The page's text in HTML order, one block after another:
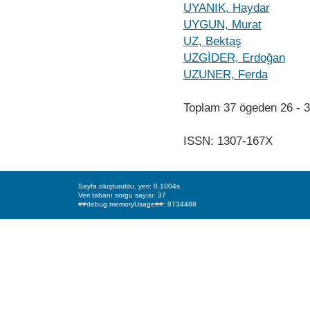
UYANIK, Haydar
UYGUN, Murat
UZ, Bektaş
UZGİDER, Erdoğan
UZUNER, Ferda
Toplam 37 ögeden 26
ISSN: 1307-167X
Sayfa oluşturuldu, yeri: 0.1004s
Veri tabanı sorgu sayısı: 37
##debug.memoryUsage##: 9734488